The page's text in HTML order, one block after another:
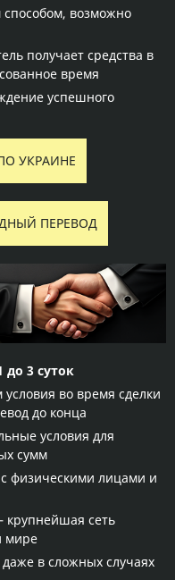
возможно
получает средства в
время
успешного
УКРАИНЕ
ПЕРЕВОД
до 3 суток
во время сделки
до конца
условия для
сумм
физическими лицами и
сеть
мире
в сложных случаях